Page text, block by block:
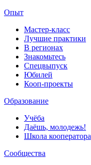
Опыт
Мастер-класс
Лучшие практики
В регионах
Знакомьтесь
Спецвыпуск
Юбилей
Кооп-проекты
Образование
Учёба
Даёшь, молодежь!
Школа кооператора
Сообщества